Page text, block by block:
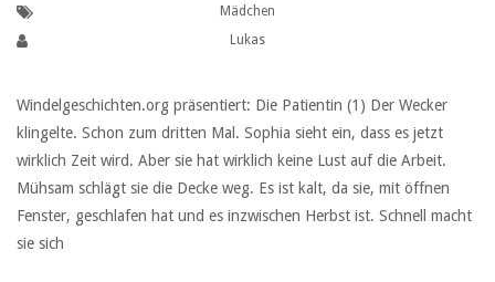
Mädchen
Lukas
Windelgeschichten.org präsentiert: Die Patientin (1) Der Wecker
klingelte. Schon zum dritten Mal. Sophia sieht ein, dass es jetzt
wirklich Zeit wird. Aber sie hat wirklich keine Lust auf die Arbeit.
Mühsam schlägt sie die Decke weg. Es ist kalt, da sie, mit öffnen
Fenster, geschlafen hat und es inzwischen Herbst ist. Schnell macht
sie sich